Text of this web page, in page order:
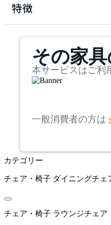
アコレクション
アドレス
アノニマカステッリ
検索
座面高
検索
特徴
その家
本サービスはご利
一般消費者の方は
カテゴリー
チェア・椅子 ダイニングチェ
チェア・椅子 ラウンジチェア